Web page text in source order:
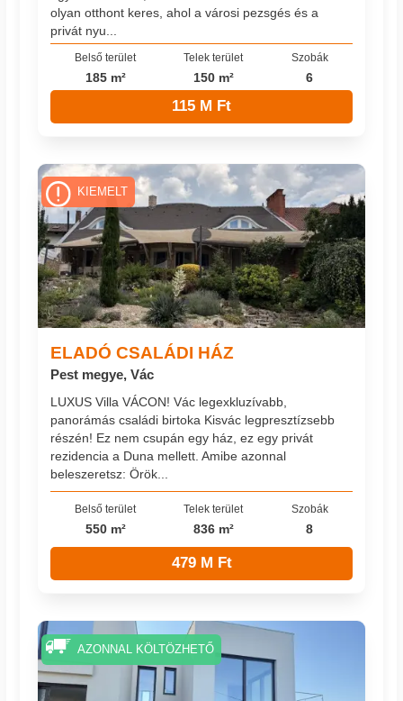
olyan otthont keres, ahol a városi pezsgés és a
privát nyu...
Belső terület
185 m²
Telek terület
150 m²
Szobák
6
115 M Ft
ELADÓ CSALÁDI HÁZ
Pest megye, Vác
LUXUS Villa VÁCON! Vác legexkluzívabb,
panorámás családi birtoka Kisvác legpresztízsebb
részén! Ez nem csupán egy ház, ez egy privát
rezidencia a Duna mellett. Amibe azonnal
beleszeretsz: Örök...
Belső terület
550 m²
Telek terület
836 m²
Szobák
8
479 M Ft
KIEMELT
AZONNAL KÖLTÖZHETŐ